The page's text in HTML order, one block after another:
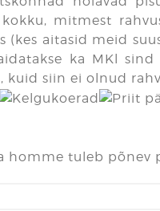
mitmest
(kes aitasid meid
ka MKl
kuid siin ei olnud
homme tuleb põnev